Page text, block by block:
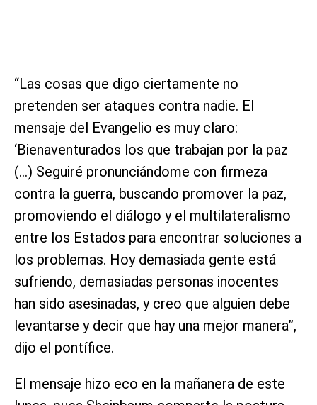
“Las cosas que digo ciertamente no
pretenden ser ataques contra nadie. El
mensaje del Evangelio es muy claro:
‘Bienaventurados los que trabajan por la paz
(…) Seguiré pronunciándome con firmeza
contra la guerra, buscando promover la paz,
promoviendo el diálogo y el multilateralismo
entre los Estados para encontrar soluciones a
los problemas. Hoy demasiada gente está
sufriendo, demasiadas personas inocentes
han sido asesinadas, y creo que alguien debe
levantarse y decir que hay una mejor manera”,
dijo el pontífice.
El mensaje hizo eco en la mañanera de este